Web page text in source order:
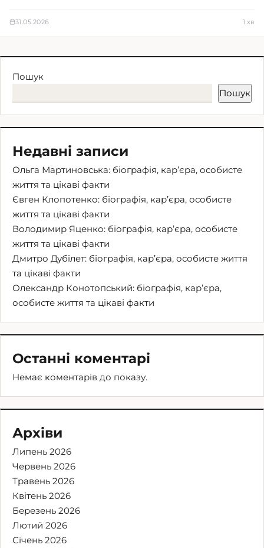
31.05.2026 1 хв
Пошук
Пошук
Недавні записи
Ольга Мартиновська: біографія, кар’єра, особисте
життя та цікаві факти
Євген Клопотенко: біографія, кар’єра, особисте
життя та цікаві факти
Володимир Яценко: біографія, кар’єра, особисте
життя та цікаві факти
Дмитро Дубілет: біографія, кар’єра, особисте життя
та цікаві факти
Олександр Конотопський: біографія, кар’єра,
особисте життя та цікаві факти
Останні коментарі
Немає коментарів до показу.
Архіви
Липень 2026
Червень 2026
Травень 2026
Квітень 2026
Березень 2026
Лютий 2026
Січень 2026